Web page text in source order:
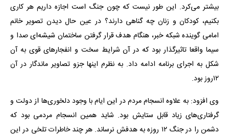
بیشتر می‌کرد. این طور نیست که چون جنگ است اجازه داریم هر کاری
بکنیم، کودکان و زنان چه گناهی دارند؟ در عین حال دیدن تصویر خانم
امامی گوینده شبکه خبر، هنگام هدف قرار گرفتن ساختمان شیشه‌ای صدا و
سیما واقعا تاثیرگذار بود که در آن شرایط سخت و انفجارهای قوی به آن
شکل به اجرای برنامه ادامه داد. به نظرم اینها جزو تصاویر ماندگار در آن
۱۲روز بود.
وی افزود: به علاوه انسجام مردم در این ایام با وجود دلخوری‌ها از دولت و
گرفتاری‌های زیاد قابل ستایش بود. شاید همین انسجام مردمی بود که
دشمن را در جنگ ۱۲ روزه به هدفش نرساند. هر چند خاطرات تلخی در این